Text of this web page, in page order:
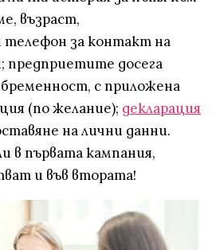
възраст,
за контакт на
предприетите досега
с приложена
(по желание); декларация
на лични данни.
в първата кампания,
и във втората!